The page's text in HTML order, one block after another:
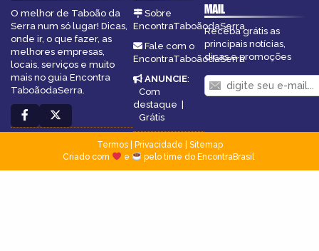
O melhor de Taboão da
Serra num só lugar! Dicas,
onde ir, o que fazer, as
melhores empresas,
locais, serviços e muito
mais no guia Encontra
TaboãodaSerra.
Sobre
EncontraTaboãodaSerra
Fale com o
EncontraTaboãodaSerra
ANUNCIE:
Com
destaque |
Grátis
MAIL
Receba grátis as
principais notícias,
dicas e promoções
Termos| Privacidade
Sitemap
Criado com
e pelo time do EncontraBrasil